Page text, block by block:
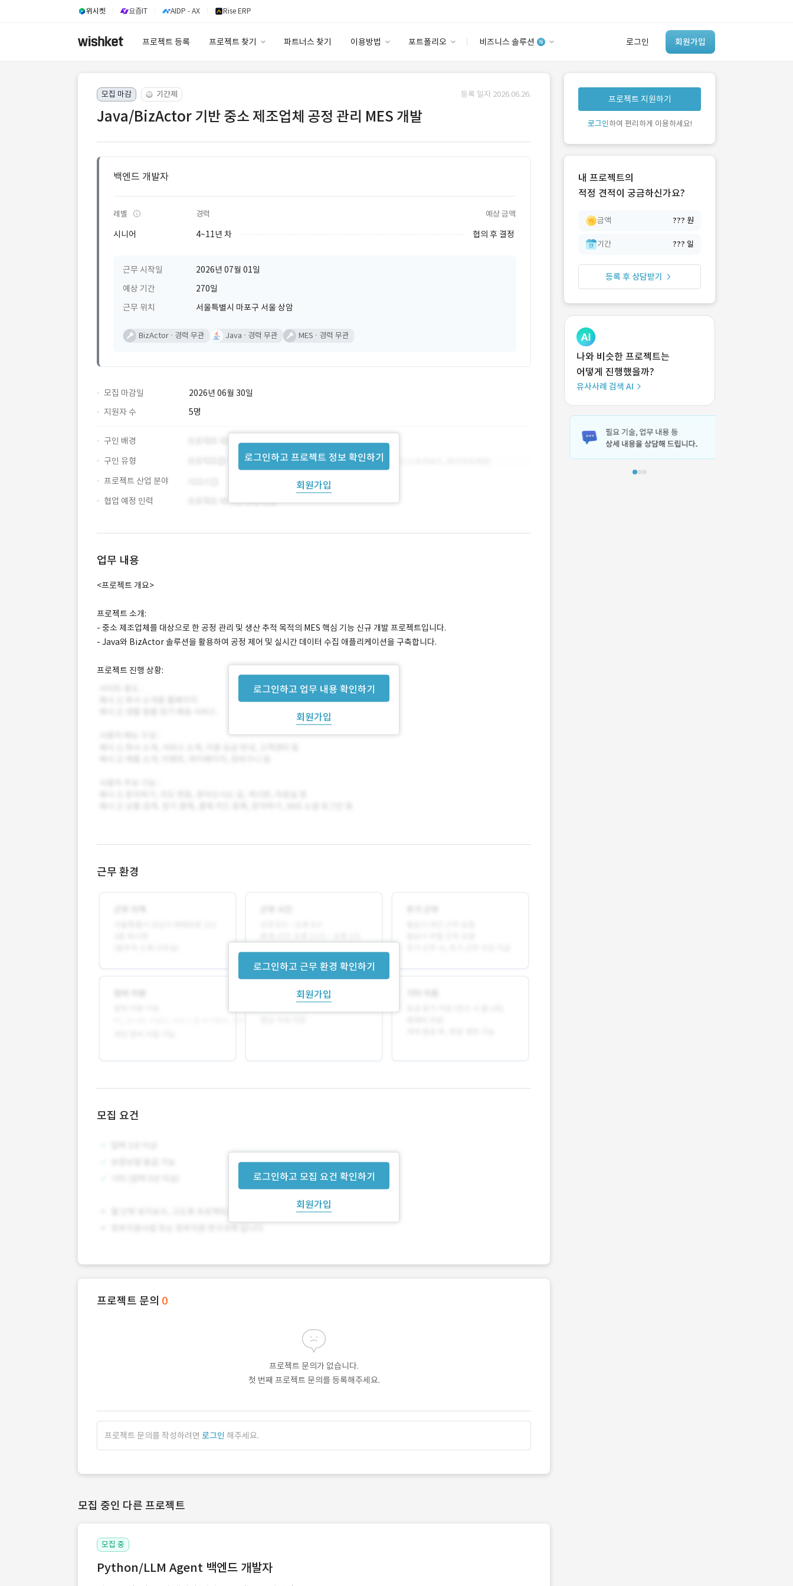
위시켓 요즘IT AIDP - AX Rise ERP
프로젝트 등록 프로젝트 찾기 파트너스 찾기 이용방법 포트폴리오 비즈니스 솔루션 로그인 회원가입
이용요금
고객센터
안심 코드 케어
유사사례 검색 AI
‘이런 거’ 만들어본
개발 회사 있어?
모집 마감 기간제 등록 일자 2026.06.26.
Java/BizActor 기반 중소 제조업체 공정 관리 MES 개발
백엔드 개발자
레벨 경력 예상 금액
시니어 4~11년 차 협의 후 결정
근무 시작일
2026년 07월 01일
예상 기간
270일
근무 위치
서울특별시 마포구 서울 상암
BizActor 경력 무관 Java 경력 무관 MES 경력 무관
모집 마감일
2026년 06월 30일
지원자 수
5명
로그인하고 프로젝트 정보 확인하기
회원가입
구인 배경
구인 유형
프로젝트 산업 분야
협업 예정 인력
업무 내용
로그인하고 업무 내용 확인하기
회원가입
<프로젝트 개요>
프로젝트 소개:
- 중소 제조업체를 대상으로 한 공정 관리 및 생산 추적 목적의 MES 핵심 기능 신규 개발 프로젝트입니다.
- Java와 BizActor 솔루션을 활용하여 공정 제어 및 실시간 데이터 수집 애플리케이션을 구축합니다.
프로젝트 진행 상황:
근무 환경
로그인하고 근무 환경 확인하기
회원가입
모집 요건
로그인하고 모집 요건 확인하기
회원가입
프로젝트 문의 0
프로젝트 문의가 없습니다.
첫 번째 프로젝트 문의를 등록해주세요.
프로젝트 문의를 작성하려면 로그인 해주세요.
모집 중인 다른 프로젝트
모집 중
Python/LLM Agent 백엔드 개발자
프로젝트 지원하기
로그인하여 편리하게 이용하세요!
내 프로젝트의
적정 견적이 궁금하신가요?
금액 ??? 원
기간 ??? 일
등록 후 상담받기
나와 비슷한 프로젝트는
어떻게 진행했을까?
유사사례 검색 AI